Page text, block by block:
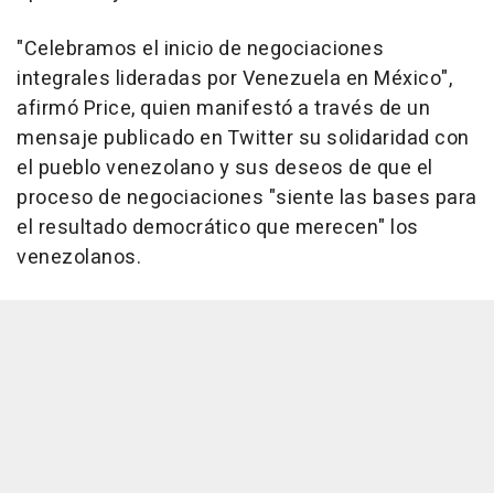
"Celebramos el inicio de negociaciones
integrales lideradas por Venezuela en México",
afirmó Price, quien manifestó a través de un
mensaje publicado en Twitter su solidaridad con
el pueblo venezolano y sus deseos de que el
proceso de negociaciones "siente las bases para
el resultado democrático que merecen" los
venezolanos.